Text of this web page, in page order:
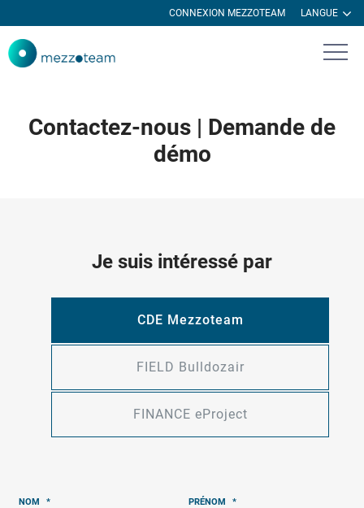
CONNEXION MEZZOTEAM LANGUE
Contactez-nous | Demande de
démo
Je suis intéressé par
CDE Mezzoteam
FIELD Bulldozair
FINANCE eProject
NOM * PRÉNOM *